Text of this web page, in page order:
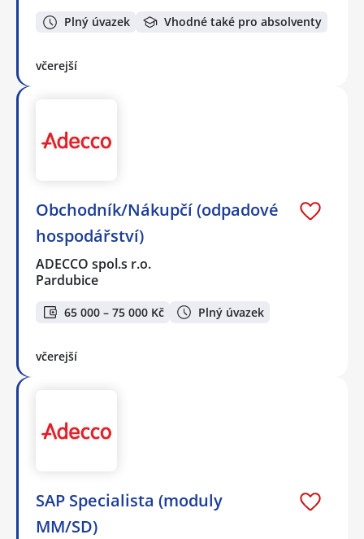
Plný úvazek Vhodné také pro absolventy
včerejší
Obchodník/Nákupčí (odpadové
hospodářství)
ADECCO spol.s r.o.
Pardubice
65 000 – 75 000 Kč Plný úvazek
včerejší
SAP Specialista (moduly
MM/SD)